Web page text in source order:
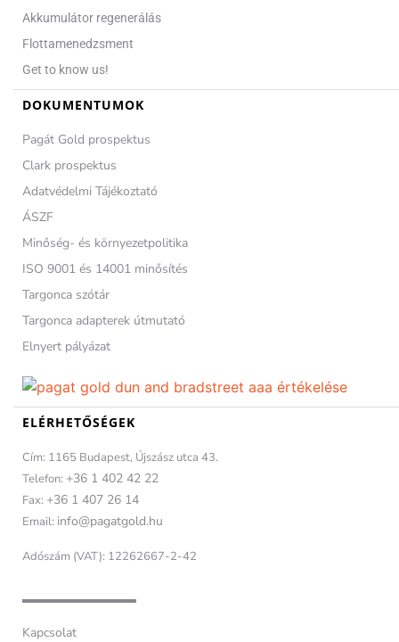
Akkumulátor regenerálás
Flottamenedzsment
Get to know us!
DOKUMENTUMOK
Pagát Gold prospektus
Clark prospektus
Adatvédelmi Tájékoztató
ÁSZF
Minőség- és környezetpolitika
ISO 9001 és 14001 minősítés
Targonca szótár
Targonca adapterek útmutató
Elnyert pályázat
ELÉRHETŐSÉGEK
Cím: 1165 Budapest, Újszász utca 43.
Telefon: +36 1 402 42 22
Fax: +36 1 407 26 14
Email: info@pagatgold.hu
Adószám (VAT): 12262667-2-42
Kapcsolat